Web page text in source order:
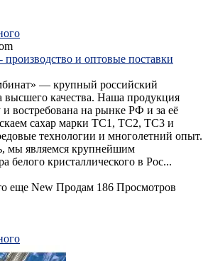
и оптовые поставки
— крупный российский
высшего качества. Наша продукция
востребована на рынке РФ и за её
сахар марки ТС1, ТС2, ТС3 и
технологии и многолетний опыт.
мы являемся крупнейшим
белого кристаллического в Рос...
еще New Продам 186 Просмотров